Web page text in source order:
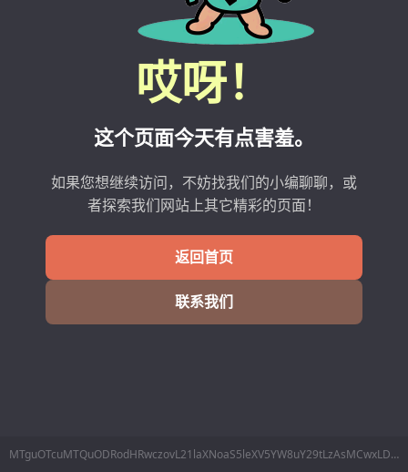
哎呀！
这个页面今天有点害羞。
如果您想继续访问，不妨找我们的小编聊聊，或
者探索我们网站上其它精彩的页面！
返回首页
联系我们
MTguOTcuMTQuODRodHRwczovL21laXNoaS5leXV5YW8uY29tLzAsMCwxLDAvP2Z3Pe-_ve-_ve-_vdG-27Lvv70